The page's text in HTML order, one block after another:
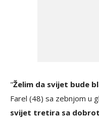
"Želim da svijet bude
Farel (48) sa zebnjom u
svijet tretira sa